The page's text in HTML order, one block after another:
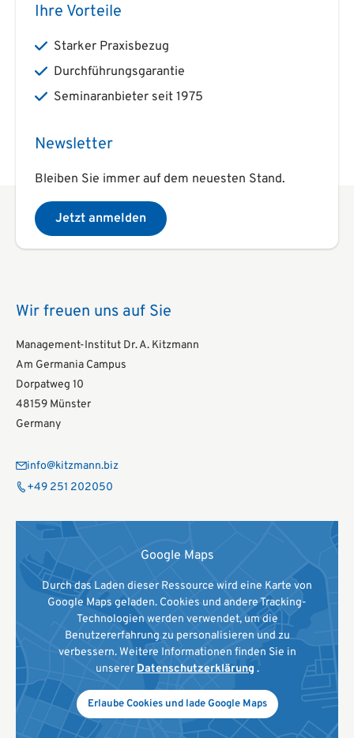
Ihre Vorteile
Starker Praxisbezug
Durchführungsgarantie
Seminaranbieter seit 1975
Newsletter
Bleiben Sie immer auf dem neuesten Stand.
Jetzt anmelden
Wir freuen uns auf Sie
Management-Institut Dr. A. Kitzmann
Am Germania Campus
Dorpatweg 10
48159 Münster
Germany
info@kitzmann.biz
+49 251 202050
Google Maps
Durch das Laden dieser Ressource wird eine Karte von
Google Maps geladen. Cookies und andere Tracking-
Technologien werden verwendet, um die
Benutzererfahrung zu personalisieren und zu
verbessern. Weitere Informationen finden Sie in
unserer Datenschutzerklärung .
Erlaube Cookies und lade Google Maps